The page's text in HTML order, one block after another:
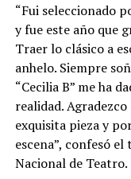
“Fui seleccionado
y fue este año que
Traer lo clásico a
anhelo. Siempre
“Cecilia B” me ha
realidad.
exquisita pieza y
escena”, confesó
Nacional de Teatro.